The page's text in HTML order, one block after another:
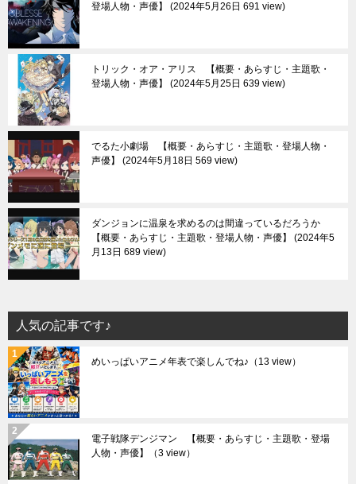
登場人物・声優】
2024年5月26日 691 view
トリック・オア・アリス 【概要・あらすじ・主題歌・
登場人物・声優】
2024年5月25日 639 view
でるた小劇場 【概要・あらすじ・主題歌・登場人物・
声優】
2024年5月18日 569 view
ダンジョンに温泉を求めるのは間違っているだろうか
【概要・あらすじ・主題歌・登場人物・声優】
2024年5
月13日 689 view
人気の記事です♪
めいっぱいアニメ年表で楽しんでね♪ （13 view）
電子戦隊デンジマン 【概要・あらすじ・主題歌・登場
人物・声優】
（3 view）